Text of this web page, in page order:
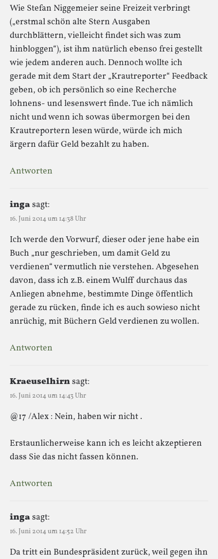
Wie Stefan Niggemeier seine Freizeit verbringt
(„erstmal schön alte Stern Ausgaben
durchblättern, vielleicht findet sich was zum
hinbloggen“), ist ihm natürlich ebenso frei gestellt
wie jedem anderen auch. Dennoch wollte ich
gerade mit dem Start der „Krautreporter“ Feedback
geben, ob ich persönlich so eine Recherche
lohnens- und lesenswert finde. Tue ich nämlich
nicht und wenn ich sowas übermorgen bei den
Krautreportern lesen würde, würde ich mich
ärgern dafür Geld bezahlt zu haben.
Antworten
ingasagt:
16. Juni 2014 um 14:38 Uhr
Ich werde den Vorwurf, dieser oder jene habe ein
Buch „nur geschrieben, um damit Geld zu
verdienen“ vermutlich nie verstehen. Abgesehen
davon, dass ich z.B. einem Wulff durchaus das
Anliegen abnehme, bestimmte Dinge öffentlich
gerade zu rücken, finde ich es auch sowieso nicht
anrüchig, mit Büchern Geld verdienen zu wollen.
Antworten
Kraeuselhirnsagt:
16. Juni 2014 um 14:43 Uhr
@17 /Alex : Nein, haben wir nicht .
Erstaunlicherweise kann ich es leicht akzeptieren
dass Sie das nicht fassen können.
Antworten
ingasagt:
16. Juni 2014 um 14:52 Uhr
Da tritt ein Bundespräsident zurück, weil gegen ihn